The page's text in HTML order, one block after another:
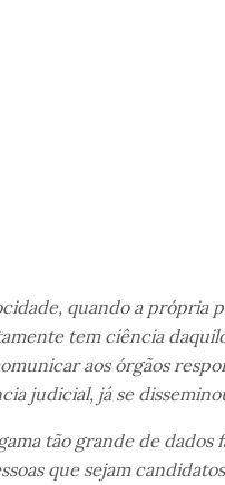
quando a própria
tem ciência
aos órgãos
judicial, já se
tão grande de dados
que sejam